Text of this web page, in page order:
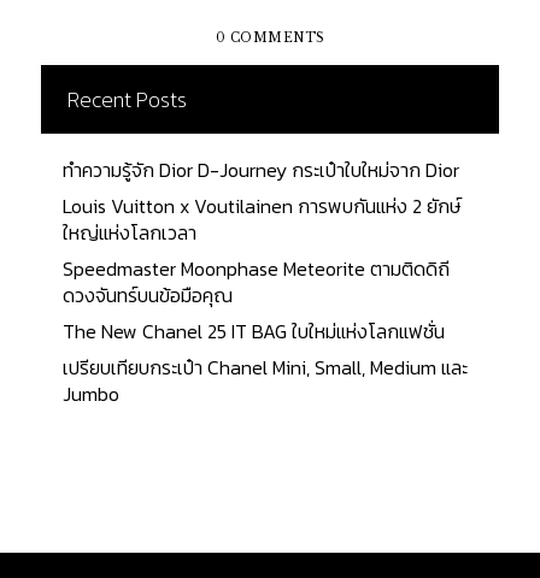
เช็คลิสต์กันได้ที่นี่เลย Saint Laurent WOC หากพูดถึง
ความฮอตปรอทแทบแตกยิ่งกว่าอากาศบ้านเราในตอนนี้
ต้องยกให้กับ กระเป๋าในไลน์ Wallet On Chain อย่าง
YSL WOC ซึ่งก้าวขึ้นมาเป็น Iconic ของแบรนด์ได้อย่าง
สวยงาม ด้วยการดีไซน์กระเป๋าสตางค์ให้มาพร้อมสาย
สะพายแบบโซ่ รูปทรงเพียวบาง น้ำหนักเบา สำหรับ
สาวๆ ที่ไม่อยากพกพา Item มากมาย ใบนี้ถือว่าตอบ
โจทย์อย่างมาก โดยในปัจจุบันทางแบรนด์ก็ได้นำ
กระเป๋ารุ่นฮิตต่างๆ มาทำการย่อขนาด และปรับให้อยู่ใน
รูปของ Wallet On Chain อย่างเช่น Envelope, Lou
และ Uptown ซึ่งมีทั้งฮาร์ดแวร์โทนสีเงิน โทนสีทอง
ราคาเริ่มต้นที่ 1,100 ดอลลาร์สหรัฐ หรือประมาณ
35,100 บาท Saint Laurent Niki พลาดไม่ได้กับกระเป๋า
0 COMMENTS
Recent Posts
ทำความรู้จัก Dior D-Journey กระเป๋าใบใหม่จาก Dior
Louis Vuitton x Voutilainen การพบกันแห่ง 2 ยักษ์
ใหญ่แห่งโลกเวลา
Speedmaster Moonphase Meteorite ตามติดดิถี
ดวงจันทร์บนข้อมือคุณ
The New Chanel 25 IT BAG ใบใหม่แห่งโลกแฟชั่น
เปรียบเทียบกระเป๋า Chanel Mini, Small, Medium และ
Jumbo